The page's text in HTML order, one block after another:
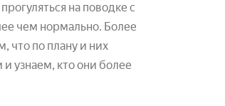
на поводке с
чем нормально. Более
что по плану и них
узнаем, кто они более